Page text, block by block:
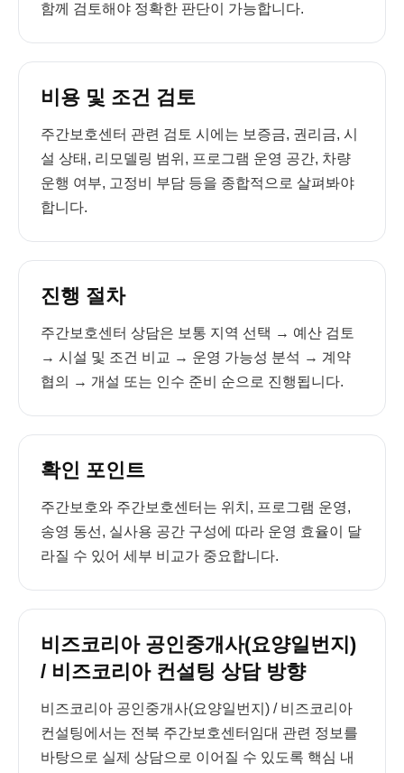
함께 검토해야 정확한 판단이 가능합니다.
비용 및 조건 검토
주간보호센터 관련 검토 시에는 보증금, 권리금, 시
설 상태, 리모델링 범위, 프로그램 운영 공간, 차량
운행 여부, 고정비 부담 등을 종합적으로 살펴봐야
합니다.
진행 절차
주간보호센터 상담은 보통 지역 선택 → 예산 검토
→ 시설 및 조건 비교 → 운영 가능성 분석 → 계약
협의 → 개설 또는 인수 준비 순으로 진행됩니다.
확인 포인트
주간보호와 주간보호센터는 위치, 프로그램 운영,
송영 동선, 실사용 공간 구성에 따라 운영 효율이 달
라질 수 있어 세부 비교가 중요합니다.
비즈코리아 공인중개사(요양일번지)
/ 비즈코리아 컨설팅 상담 방향
비즈코리아 공인중개사(요양일번지) / 비즈코리아
컨설팅에서는 전북 주간보호센터임대 관련 정보를
바탕으로 실제 상담으로 이어질 수 있도록 핵심 내